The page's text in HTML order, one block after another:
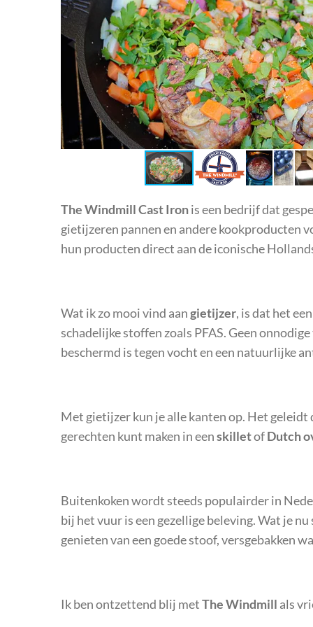
The Windmill Cast Ironis een bedrijf dat
gietijzeren pannen en andere kookproducten
hun producten direct aan de iconische
Wat ik zo mooi vind aangietijzer, is dat het
schadelijke stoffen zoals PFAS. Geen
beschermd is tegen vocht en een natuurlijke
Met gietijzer kun je alle kanten op. Het
gerechten kunt maken in eenskilletofDutch
Buitenkoken wordt steeds populairder in
bij het vuur is een gezellige beleving. Wat je
genieten van een goede stoof, versgebakken
Ik ben ontzettend blij metThe Windmill als